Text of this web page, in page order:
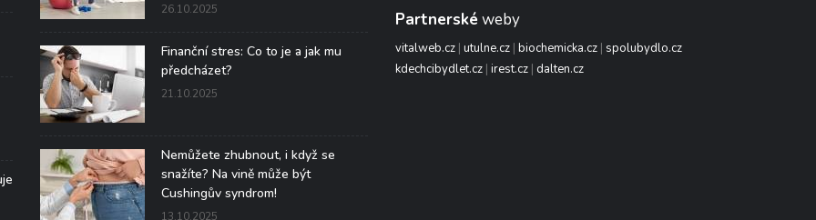
26.10.2025
Finanční stres: Co to je a jak mu
předcházet?
21.10.2025
Nemůžete zhubnout, i když se
snažíte? Na vině může být
Cushingův syndrom!
13.10.2025
Partnerské weby
vitalweb.cz| utulne.cz| biochemicka.cz| spolubydlo.cz
kdechcibydlet.cz| irest.cz| dalten.cz